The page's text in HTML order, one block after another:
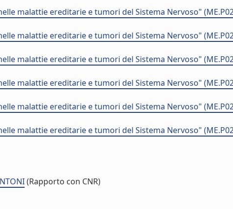
malattie ereditarie e tumori del Sistema Nervoso"
malattie ereditarie e tumori del Sistema Nervoso"
malattie ereditarie e tumori del Sistema Nervoso"
malattie ereditarie e tumori del Sistema Nervoso"
malattie ereditarie e tumori del Sistema Nervoso"
malattie ereditarie e tumori del Sistema Nervoso"
(Rapporto con CNR)